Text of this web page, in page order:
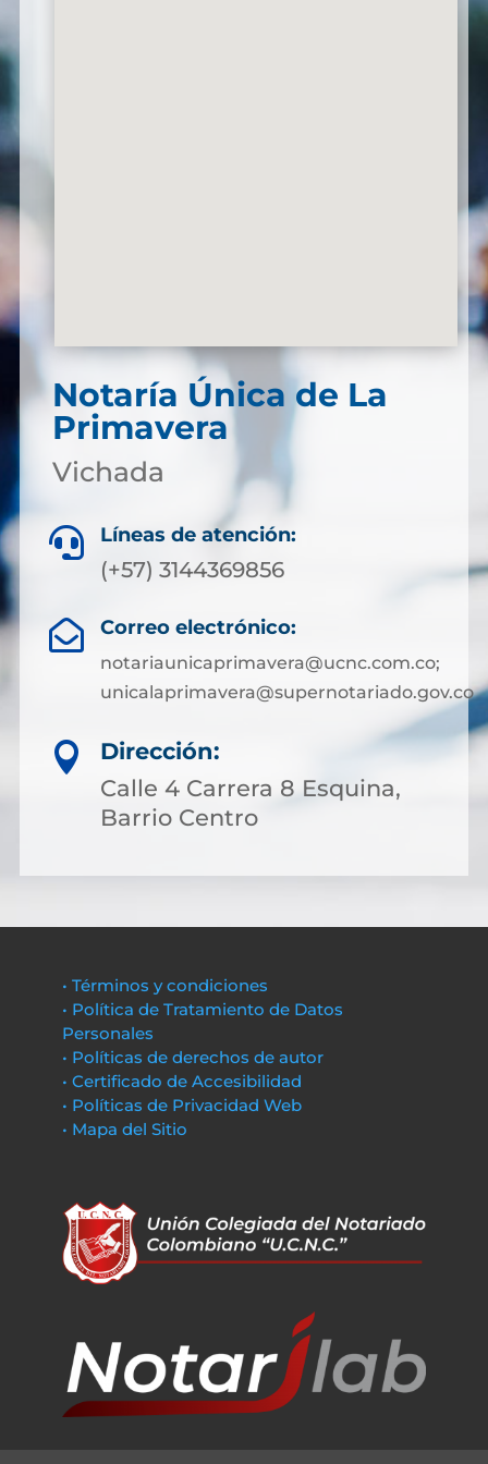
Notaría Única de La
Primavera
Vichada
 Líneas de atención:
(+57) 3144369856
 Correo electrónico:
notariaunicaprimavera@ucnc.com.co;
unicalaprimavera@supernotariado.gov.co

Dirección:
Calle 4 Carrera 8 Esquina,
Barrio Centro
• Términos y condiciones
• Política de Tratamiento de Datos
Personales
• Políticas de derechos de autor
• Certificado de Accesibilidad
• Políticas de Privacidad Web
• Mapa del Sitio